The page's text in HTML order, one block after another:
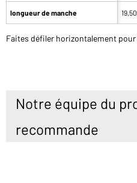
longueur de manche
Faites défiler horizontalement
Notre équipe du
recommande